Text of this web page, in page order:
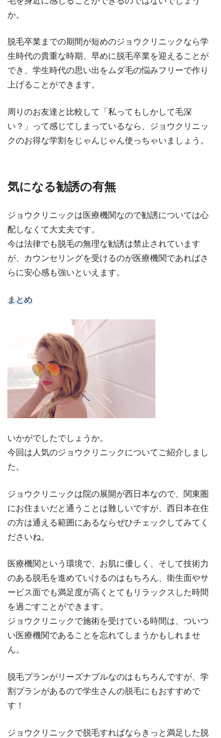
か。
脱毛卒業までの期間が短めのジョウクリニックなら学
生時代の貴重な時期、早めに脱毛卒業を迎えることが
でき、学生時代の思い出をムダ毛の悩みフリーで作り
上げることができます。
周りのお友達と比較して「私ってもしかして毛深
い？」って感じてしまっているなら、ジョウクリニッ
クのお得な学割をじゃんじゃん使っちゃいましょう。
気になる勧誘の有無
ジョウクリニックは医療機関なので勧誘については心
配しなくて大丈夫です。
今は法律でも脱毛の無理な勧誘は禁止されています
が、カウンセリングを受けるのが医療機関であればさ
らに安心感も強いといえます。
まとめ
いかがでしたでしょうか。
今回は人気のジョウクリニックについてご紹介しまし
た。
ジョウクリニックは院の展開が西日本なので、関東圏
にお住まいだと通うことは難しいですが、西日本在住
の方は通える範囲にあるならぜひチェックしてみてく
ださいね。
医療機関という環境で、お肌に優しく、そして技術力
のある脱毛を進めていけるのはもちろん、衛生面やサ
ービス面でも満足度が高くとてもリラックスした時間
を過ごすことができます。
ジョウクリニックで施術を受けている時間は、ついつ
い医療機関であることを忘れてしまうかもしれませ
ん。
脱毛プランがリーズナブルなのはもちろんですが、学
割プランがあるので学生さんの脱毛にもおすすめで
す！
ジョウクリニックで脱毛すればならきっと満足した脱